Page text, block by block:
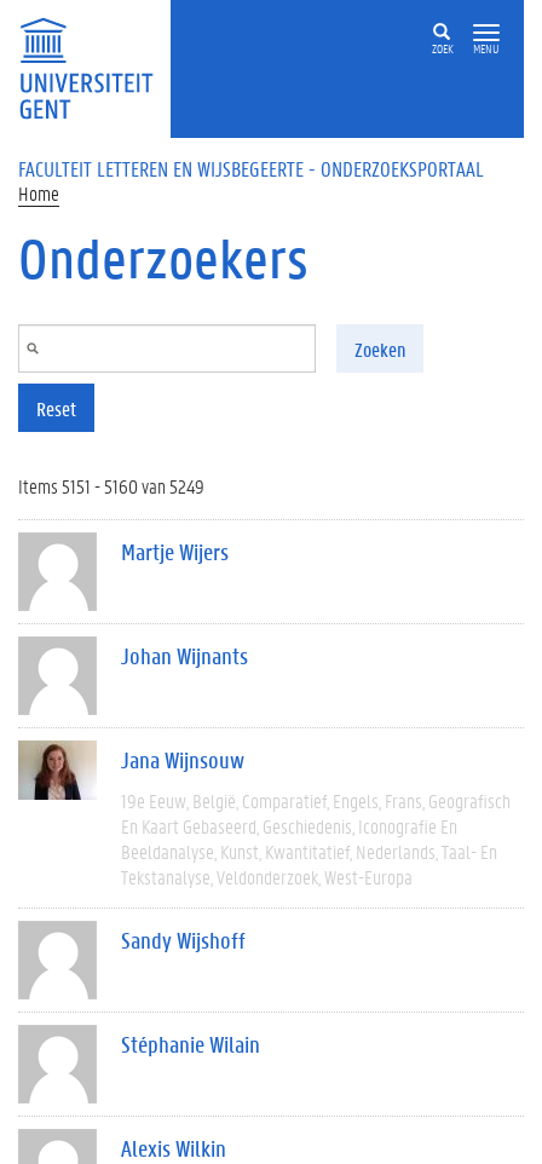
Overslaan en naar de inhoud gaan
ZOEK MENU
FACULTEIT LETTEREN EN WIJSBEGEERTE - ONDERZOEKSPORTAAL
Home
Onderzoekers
Zoeken
Reset
Items 5151 - 5160 van 5249
Martje Wijers
Johan Wijnants
Jana Wijnsouw
19e Eeuw België Comparatief Engels Frans Geografisch
En Kaart Gebaseerd Geschiedenis Iconografie En
Beeldanalyse Kunst Kwantitatief Nederlands Taal- En
Tekstanalyse Veldonderzoek West-Europa
Sandy Wijshoff
Stéphanie Wilain
Alexis Wilkin